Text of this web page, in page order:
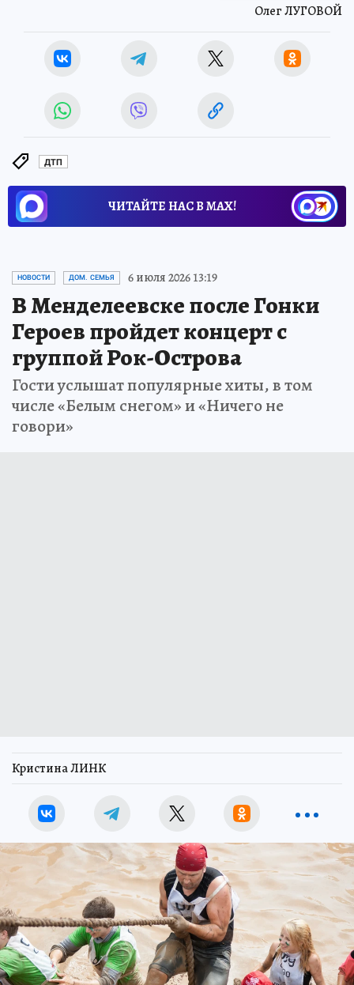
Олег ЛУГОВОЙ
ДТП
ЧИТАЙТЕ НАС В МАХ!
НОВОСТИ ДОМ. СЕМЬЯ 6 июля 2026 13:19
В Менделеевске после Гонки
Героев пройдет концерт с
группой Рок-Острова
Гости услышат популярные хиты, в том
числе «Белым снегом» и «Ничего не
говори»
Кристина ЛИНК